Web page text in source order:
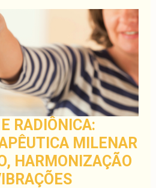
RADIÔNICA:
MILENAR
HARMONIZAÇÃO